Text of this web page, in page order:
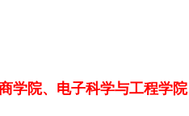
学院、电子科学与工程学